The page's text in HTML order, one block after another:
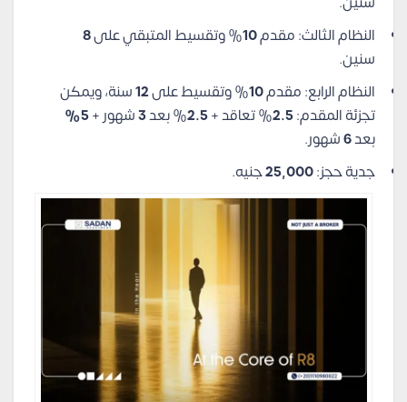
النظام الثالث: مقدم10% وتقسيط المتبقي على8
سنين.
النظام الرابع: مقدم10% وتقسيط على12سنة، ويمكن
تجزئة المقدم:2.5% تعاقد +2.5% بعد3شهور +
بعد6شهور.
جدية حجز:25,000جنيه.